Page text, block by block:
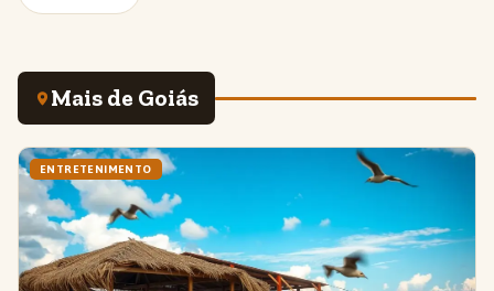
Mais de Goiás
ENTRETENIMENTO